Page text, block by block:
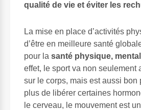
qualité de vie et éviter les
La mise en place d’activités
d’être en meilleure santé
pour la santé physique,
effet, le sport va non seulement
sur le corps, mais est aussi bon
plus de libérer certaines
le cerveau, le mouvement est